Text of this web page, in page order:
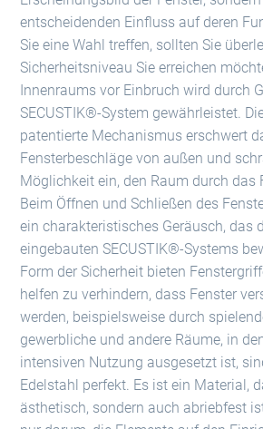
entscheidenden Einfluss auf deren
Sie eine Wahl treffen, sollten Sie
Sicherheitsniveau Sie erreichen
Innenraums vor Einbruch wird durch
SECUSTIK®-System gewährleistet.
patentierte Mechanismus erschwert
Fensterbeschläge von außen und
Möglichkeit ein, den Raum durch das
Beim Öffnen und Schließen des
ein charakteristisches Geräusch, das
eingebauten SECUSTIK®-Systems
Form der Sicherheit bieten
helfen zu verhindern, dass Fenster
werden, beispielsweise durch
gewerbliche und andere Räume, in
intensiven Nutzung ausgesetzt ist,
Edelstahl perfekt. Es ist ein Material,
ästhetisch, sondern auch abriebfest